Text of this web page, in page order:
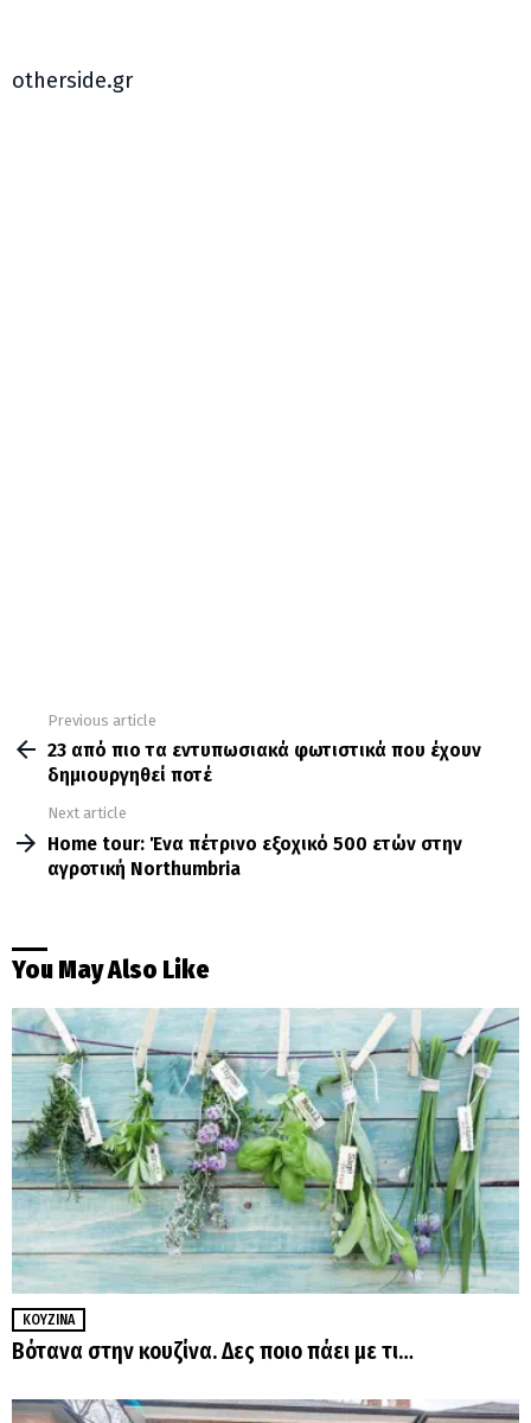
otherside.gr
more
Previous article
23 από πιο τα εντυπωσιακά φωτιστικά που έχουν
δημιουργηθεί ποτέ
Next article
Home tour: Ένα πέτρινο εξοχικό 500 ετών στην
αγροτική Northumbria
You May Also Like
ΚΟΥΖΊΝΑ
Βότανα στην κουζίνα. Δες ποιο πάει με τι…